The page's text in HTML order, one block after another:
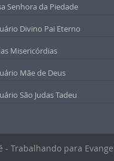
Senhora da Piedade
Divino Pai Eterno
Misericórdias
Mãe de Deus
São Judas Tadeu
- Trabalhando para